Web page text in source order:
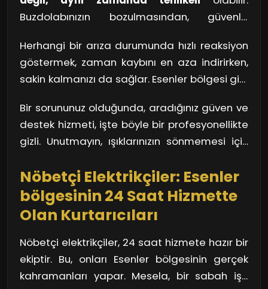
elektrik gidiyor. Nöbetçi elektrikçiler, işte bu tür
durumlar için devreye giriyor. 24 saat hizmet
vererek, profesyonel ve hızlı bir şekilde arızaya
müdahale ediyorlar.
Buzdolabınızın bozulmasından, güvenlik
birçok sorunu beraberinde getirir. Nöbetçi
elektrikçiler, bu sorunların üstesinden gelerek,
hayatınızı kolaylaştırıyor. Onlar, her zaman
hazır ve nazır bir orkestra şefi gibi, kaosu
kontrol altına alıyorlar.
Herhangi bir arıza durumunda hızlı reaksiyon
göstermek, zaman kaybını en aza indirirken,
sakin kalmanızı da sağlar. Esenler bölgesi gibi
derece önemlidir. İşte burada, nöbetçi
elektrikçilerin sağladığı profesyonel servis
devreye giriyor. Kısa sürede eve ulaşarak,
Bir sorununuz olduğunda, aradığınız güven ve
destek hizmeti, işte böyle bir profesyonellikte
gizli. Unutmayın, ışıklarınızın sönmemesi için
Nöbetçi Elektrikçiler: Esenler
bölgesinin 24 Saat Hizmette
Olan Kurtarıcıları
Nöbetçi elektrikçiler, 24 saat hizmete hazır bir
ekiptir. Bu, onları Esenler bölgesinin gerçek
kahramanları yapar. Mesela, bir sabah işe